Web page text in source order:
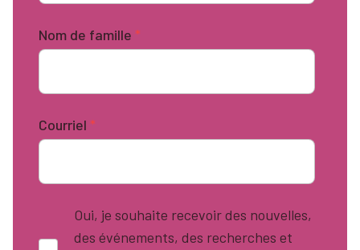
Nom de famille *
Courriel *
Oui, je souhaite recevoir des nouvelles,
des événements, des recherches et